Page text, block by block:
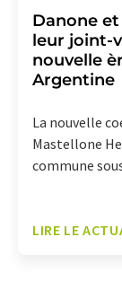
Danone
leur joint-
nouvelle
Argentine
La nouvelle
Mastellone
commune
LIRE LE